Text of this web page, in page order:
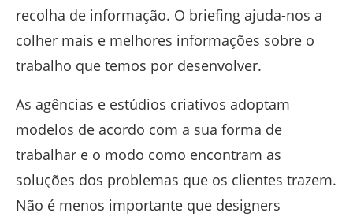
recolha de informação. O briefing ajuda-nos a
colher mais e melhores informações sobre o
trabalho que temos por desenvolver.
As agências e estúdios criativos adoptam
modelos de acordo com a sua forma de
trabalhar e o modo como encontram as
soluções dos problemas que os clientes trazem.
Não é menos importante que designers